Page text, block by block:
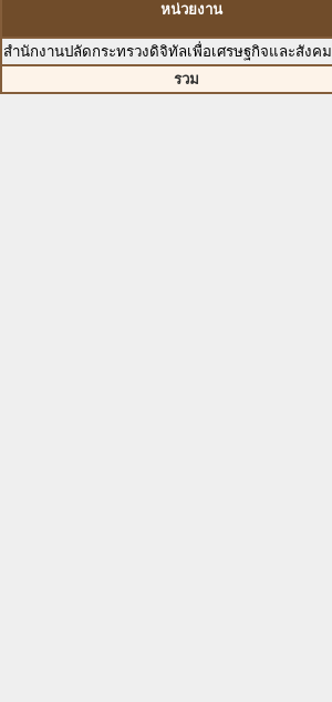
หน่วยงาน
สำนักงานปลัดกระทรวงดิจิทัลเพื่อเศรษฐกิจและสังคม
รวม